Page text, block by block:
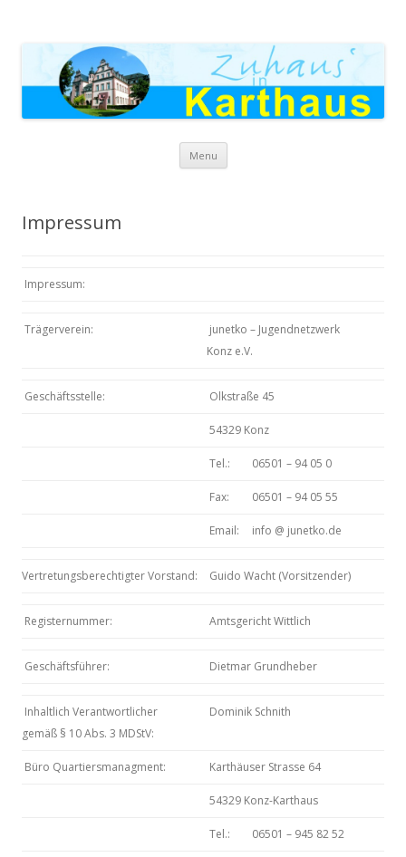
Menu Skip to content
Impressum
Impressum:
Trägerverein:
junetko – Jugendnetzwerk
Konz e.V.
Geschäftsstelle: Olkstraße 45
54329 Konz
Tel.: 06501 – 94 05 0
Fax: 06501 – 94 05 55
Email: info @ junetko.de
Vertretungsberechtigter Vorstand: Guido Wacht (Vorsitzender)
Registernummer: Amtsgericht Wittlich
Geschäftsführer: Dietmar Grundheber
Inhaltlich Verantwortlicher
gemäß § 10 Abs. 3 MDStV:
Dominik Schnith
Büro Quartiersmanagment: Karthäuser Strasse 64
54329 Konz-Karthaus
Tel.: 06501 – 945 82 52